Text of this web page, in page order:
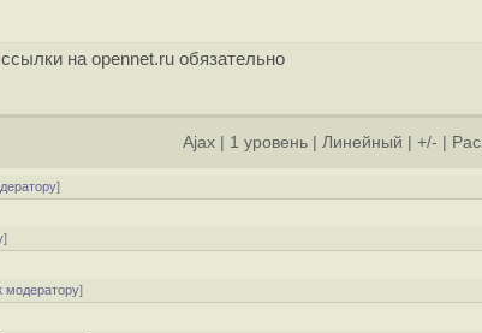
на opennet.ru обязательно
Ajax 1 уровень Линейный +/-
]
]
модератору]